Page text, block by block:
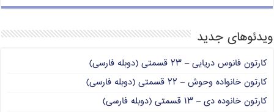
ویدئوهای جدید
کارتون فانوس دریایی – ۲۳ قسمتی (دوبله فارسی)
کارتون خانواده وحوش – ۲۲ قسمتی (دوبله فارسی)
کارتون خانوده دی – ۱۳ قسمتی (دوبله فارسی)